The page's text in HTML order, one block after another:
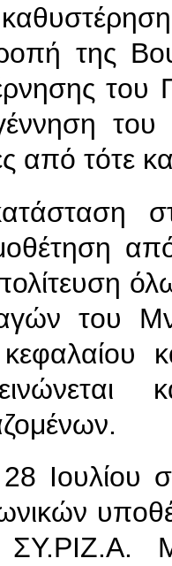
της
από τότε
του
28 Ιουλίου